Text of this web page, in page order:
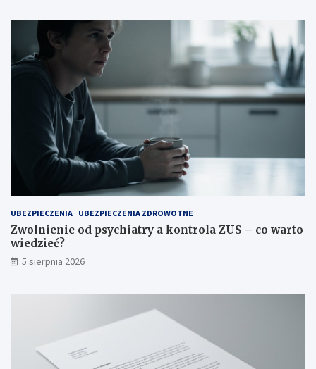
UBEZPIECZENIA UBEZPIECZENIA ZDROWOTNE
Zwolnienie od psychiatry a kontrola ZUS – co warto
wiedzieć?
5 sierpnia 2026